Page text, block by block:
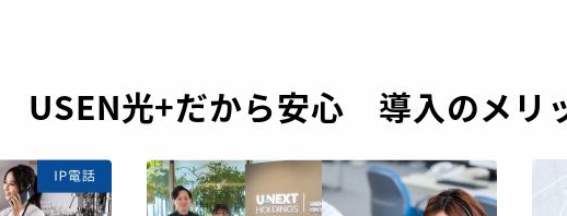
USEN光+だから安心 導入のメリ